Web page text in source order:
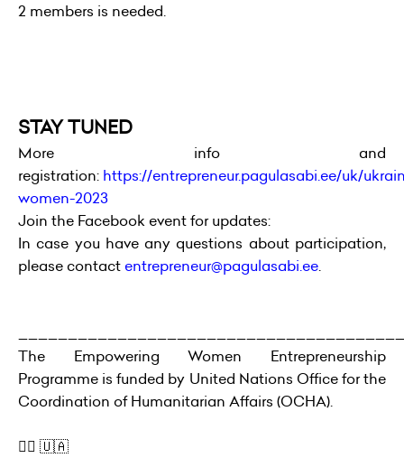
2 members is needed.
STAY TUNED
More info and
registration: https://entrepreneur.pagulasabi.ee/uk/
women-2023
Join the Facebook event for updates:
In case you have any questions about participation,
please contactentrepreneur@pagulasabi.ee.
The Empowering Women Entrepreneurship
Programme is funded by United Nations Office for the
Coordination of Humanitarian Affairs (OCHA).
👱‍♀️ 🇺🇦